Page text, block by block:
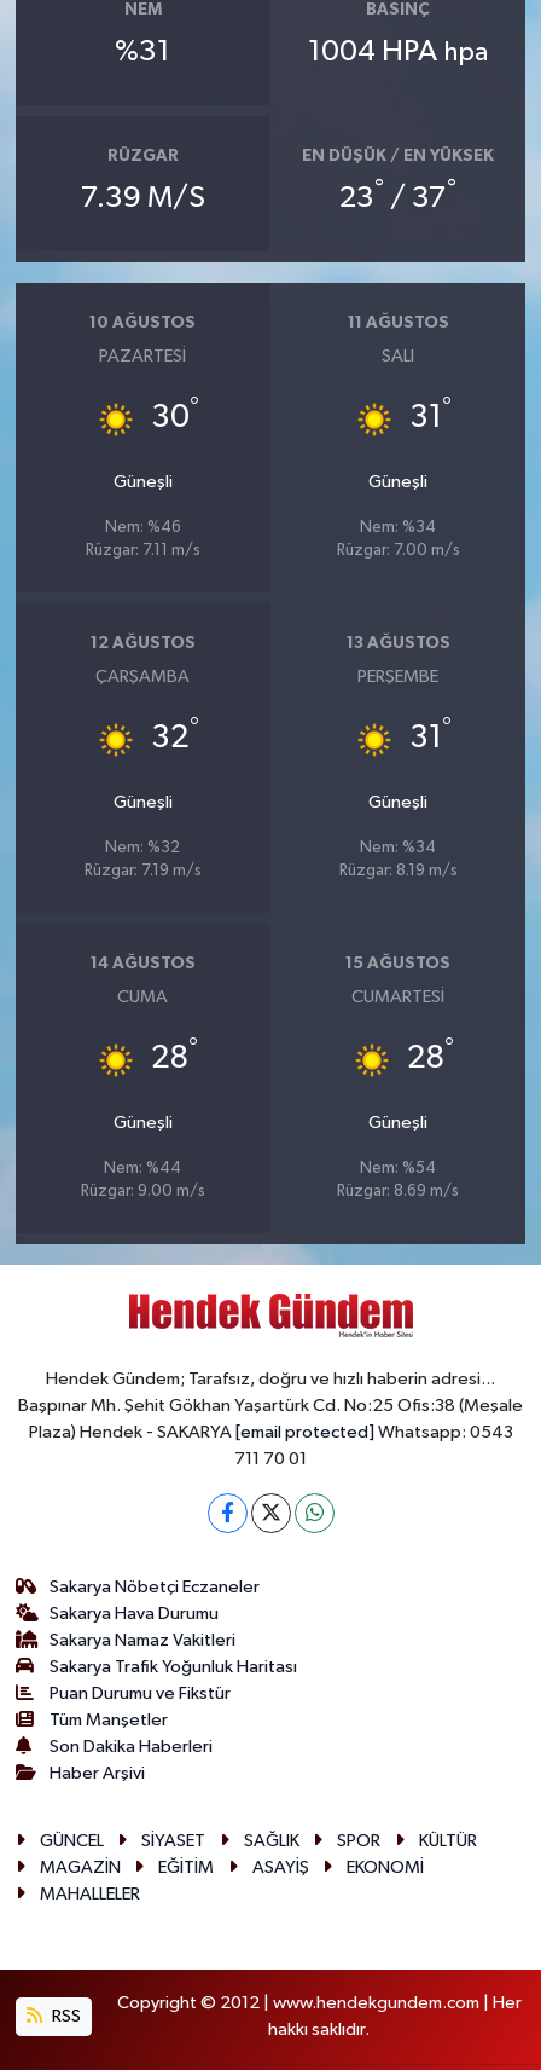
NEM
%31
BASINÇ
1004 HPA hpa
RÜZGAR
7.39 M/S
EN DÜŞÜK / EN YÜKSEK
23° / 37°
10 AĞUSTOS
PAZARTESI
30°
Güneşli
Nem: %46
Rüzgar: 7.11 m/s
11 AĞUSTOS
SALI
31 °
Güneşli
Nem: %34
Rüzgar: 7.00 m/s
12 AĞUSTOS
ÇARŞAMBA
32°
Güneşli
Nem: %32
Rüzgar: 7.19 m/s
13 AĞUSTOS
PERŞEMBE
31 °
Güneşli
Nem: %34
Rüzgar: 8.19 m/s
14 AĞUSTOS
CUMA
28°
Güneşli
Nem: %44
Rüzgar: 9.00 m/s
15 AĞUSTOS
CUMARTESI
28°
Güneşli
Nem: %54
Rüzgar: 8.69 m/s
Hendek Gündem; Tarafsız, doğru ve hızlı haberin adresi...
Başpınar Mh. Şehit Gökhan Yaşartürk Cd. No:25 Ofis:38 (Meşale
Plaza) Hendek - SAKARYA [email protected] Whatsapp: 0543
711 70 01
Sakarya Nöbetçi Eczaneler
Sakarya Hava Durumu
Sakarya Namaz Vakitleri
Sakarya Trafik Yoğunluk Haritası
Puan Durumu ve Fikstür
Tüm Manşetler
Son Dakika Haberleri
Haber Arşivi
GÜNCEL SİYASET SAĞLIK SPOR
KÜLTÜR
MAGAZİN
EĞİTİM ASAYİŞ
EKONOMİ
MAHALLELER
RSS
Copyright © 2012 | www.hendekgundem.com | Her
hakkı saklıdır.